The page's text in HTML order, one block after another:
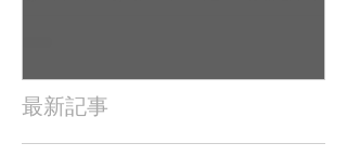
最新記事